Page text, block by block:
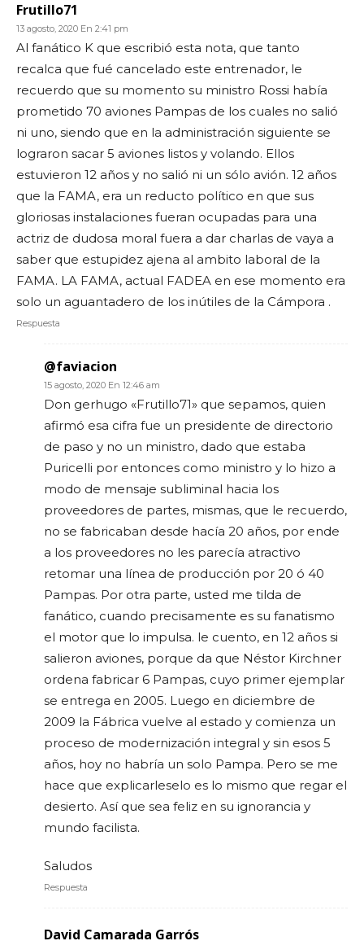
Frutillo71
13 agosto, 2020 En 2:41 pm
Al fanático K que escribió esta nota, que tanto
recalca que fué cancelado este entrenador, le
recuerdo que su momento su ministro Rossi había
prometido 70 aviones Pampas de los cuales no salió
ni uno, siendo que en la administración siguiente se
lograron sacar 5 aviones listos y volando. Ellos
estuvieron 12 años y no salió ni un sólo avión. 12 años
que la FAMA, era un reducto político en que sus
gloriosas instalaciones fueran ocupadas para una
actriz de dudosa moral fuera a dar charlas de vaya a
saber que estupidez ajena al ambito laboral de la
FAMA. LA FAMA, actual FADEA en ese momento era
solo un aguantadero de los inútiles de la Cámpora .
Respuesta
@faviacion
15 agosto, 2020 En 12:46 am
Don gerhugo «Frutillo71» que sepamos, quien
afirmó esa cifra fue un presidente de directorio
de paso y no un ministro, dado que estaba
Puricelli por entonces como ministro y lo hizo a
modo de mensaje subliminal hacia los
proveedores de partes, mismas, que le recuerdo,
no se fabricaban desde hacía 20 años, por ende
a los proveedores no les parecía atractivo
retomar una línea de producción por 20 ó 40
Pampas. Por otra parte, usted me tilda de
fanático, cuando precisamente es su fanatismo
el motor que lo impulsa. le cuento, en 12 años si
salieron aviones, porque da que Néstor Kirchner
ordena fabricar 6 Pampas, cuyo primer ejemplar
se entrega en 2005. Luego en diciembre de
2009 la Fábrica vuelve al estado y comienza un
proceso de modernización integral y sin esos 5
años, hoy no habría un solo Pampa. Pero se me
hace que explicarleselo es lo mismo que regar el
desierto. Así que sea feliz en su ignorancia y
mundo facilista.
Saludos
Respuesta
David Camarada Garrós